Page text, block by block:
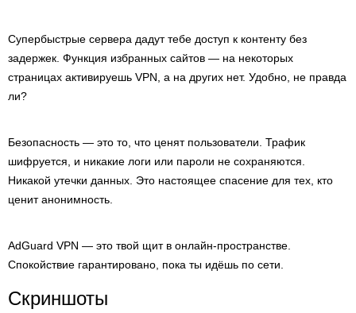
Супербыстрые сервера дадут тебе доступ к контенту без
задержек. Функция избранных сайтов — на некоторых
страницах активируешь VPN, а на других нет. Удобно, не правда
ли?
Безопасность — это то, что ценят пользователи. Трафик
шифруется, и никакие логи или пароли не сохраняются.
Никакой утечки данных. Это настоящее спасение для тех, кто
ценит анонимность.
AdGuard VPN — это твой щит в онлайн-пространстве.
Спокойствие гарантировано, пока ты идёшь по сети.
Скриншоты